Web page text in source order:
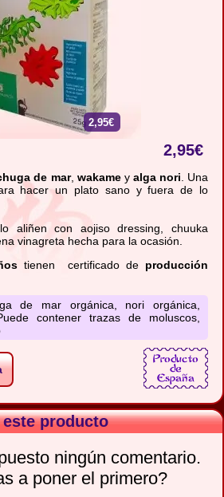
2,95€
2,95€
de mar, wakamey alga nori . Una
hacer un plato sano y fuera de lo
aliñen con aojiso dressing, chuuka
vinagreta hecha para la ocasión.
tienen certificado de producción
de mar orgánica, nori orgánica,
contener trazas de moluscos,
producto
ningún comentario.
a poner el primero?